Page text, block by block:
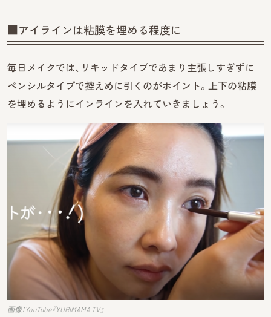
■アイラインは粘膜を埋める程度に
毎日メイクでは、リキッドタイプであまり主張しすぎずに
ペンシルタイプで控えめに引くのがポイント。上下の粘膜
を埋めるようにインラインを入れていきましょう。
画像：YouTube『YURIMAMA TV』